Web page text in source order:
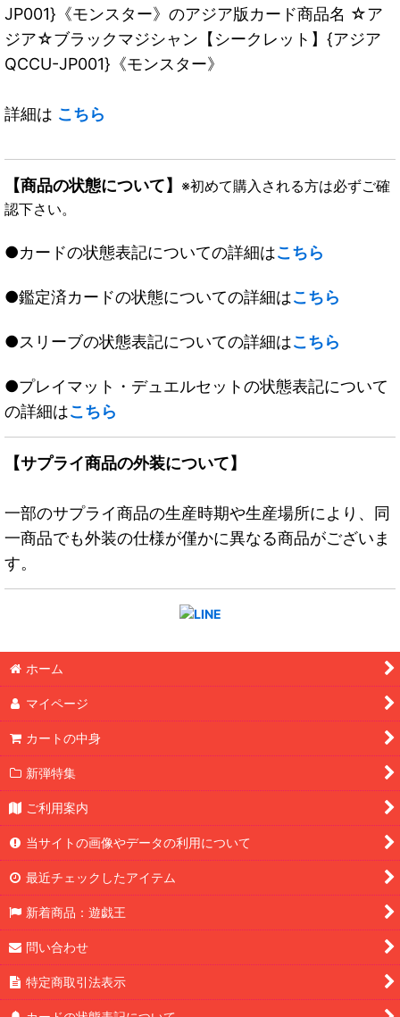
JP001}《モンスター》のアジア版カード商品名 ☆ア
ジア☆ブラックマジシャン【シークレット】{アジア
QCCU-JP001}《モンスター》
詳細は こちら
【商品の状態について】 ※初めて購入される方は必ずご確
認下さい。
●カードの状態表記についての詳細はこちら
●鑑定済カードの状態についての詳細はこちら
●スリーブの状態表記についての詳細はこちら
●プレイマット・デュエルセットの状態表記について
の詳細はこちら
【サプライ商品の外装について】
一部のサプライ商品の生産時期や生産場所により、同
一商品でも外装の仕様が僅かに異なる商品がございま
す。
ホーム
マイページ
カートの中身
新弾特集
ご利用案内
当サイトの画像やデータの利用について
最近チェックしたアイテム
新着商品：遊戯王
問い合わせ
特定商取引法表示